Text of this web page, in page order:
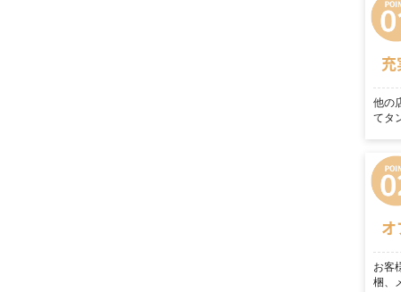
他の
てタ
お客
梱、